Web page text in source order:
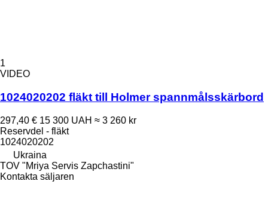
1
VIDEO
1024020202 fläkt till Holmer spannmålsskärbord
297,40 € 15 300 UAH ≈ 3 260 kr
Reservdel - fläkt
1024020202
Ukraina
TOV "Mriya Servis Zapchastini"
Kontakta säljaren